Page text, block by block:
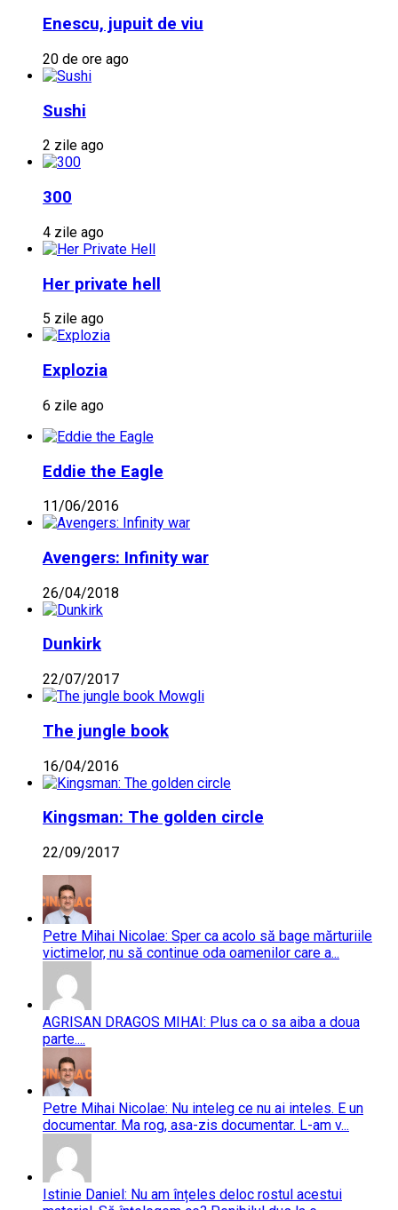
Enescu, jupuit de viu
20 de ore ago
Sushi
2 zile ago
300
4 zile ago
Her private hell
5 zile ago
Explozia
6 zile ago
Eddie the Eagle
11/06/2016
Avengers: Infinity war
26/04/2018
Dunkirk
22/07/2017
The jungle book
16/04/2016
Kingsman: The golden circle
22/09/2017
Petre Mihai Nicolae: Sper ca acolo să bage mărturiile
victimelor, nu să continue oda oamenilor care a...
AGRISAN DRAGOS MIHAI: Plus ca o sa aiba a doua
parte....
Petre Mihai Nicolae: Nu inteleg ce nu ai inteles. E un
documentar. Ma rog, asa-zis documentar. L-am v...
Istinie Daniel: Nu am înțeles deloc rostul acestui